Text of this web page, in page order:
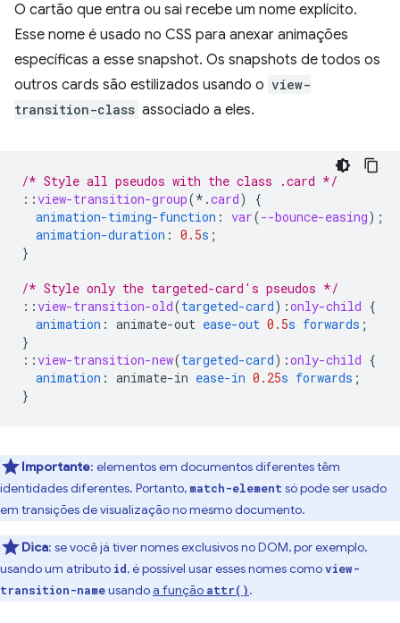
O cartão que entra ou sai recebe um nome explícito.
Esse nome é usado no CSS para anexar animações
específicas a esse snapshot. Os snapshots de todos os
outros cards são estilizados usando o view-
transition-class associado a eles.
/* Style all pseudos with the class .card */
::view-transition-group(* .card)
{
animation-timing-function : var(--bounce-easing);
animation-duration : 0.5s ;
}
/* Style only the targeted-card's pseudos */
::view-transition-old(targeted-card) :only-child {
animation : animate-out ease-out 0.5s forwards ;
}
::view-transition-new(targeted-card) :only-child {
animation : animate-in ease-in 0.25s forwards ;
}
Importante: elementos em documentos diferentes têm
identidades diferentes. Portanto, match-element só pode ser usado
em transições de visualização no mesmo documento.
Dica: se você já tiver nomes exclusivos no DOM, por exemplo,
usando um atributo id, é possível usar esses nomes comoview-
transition-nameusandoa função attr().